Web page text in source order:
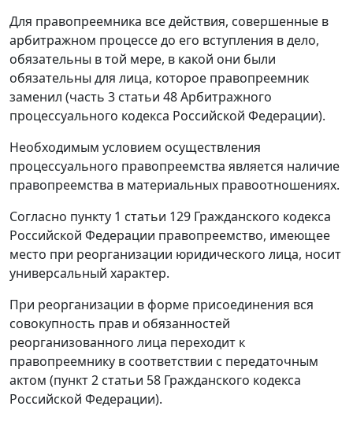
Для правопреемника все действия, совершенные в
арбитражном процессе до его вступления в дело,
обязательны в той мере, в какой они были
обязательны для лица, которое правопреемник
заменил (часть 3 статьи 48 Арбитражного
процессуального кодекса Российской Федерации).
Необходимым условием осуществления
процессуального правопреемства является наличие
правопреемства в материальных правоотношениях.
Согласно пункту 1 статьи 129 Гражданского кодекса
Российской Федерации правопреемство, имеющее
место при реорганизации юридического лица, носит
универсальный характер.
При реорганизации в форме присоединения вся
совокупность прав и обязанностей
реорганизованного лица переходит к
правопреемнику в соответствии с передаточным
актом (пункт 2 статьи 58 Гражданского кодекса
Российской Федерации).